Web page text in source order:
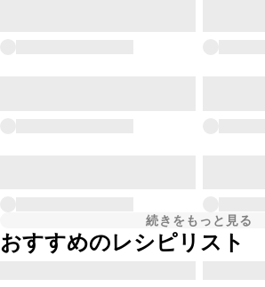
続きをもっと見る
おすすめのレシピリスト